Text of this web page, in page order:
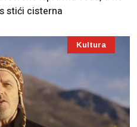
stići cisterna
Kultura